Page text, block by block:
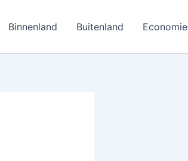
Binnenland Buitenland Economie